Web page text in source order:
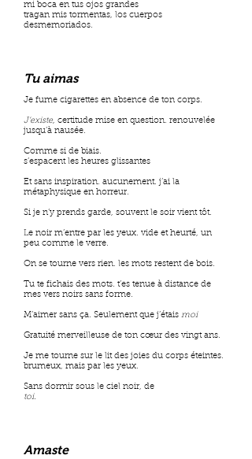
mi boca en tus ojos grandes
tragan mis tormentas, los cuerpos
desmemoriados.
Tu aimas
Je fume cigarettes en absence de ton corps.
J’existe, certitude mise en question. renouvelée
jusqu’à nausée.
Comme si de biais.
s’espacent les heures glissantes
Et sans inspiration. aucunement. j’ai la
métaphysique en horreur.
Si je n’y prends garde, souvent le soir vient tôt.
Le noir m’entre par les yeux. vide et heurté, un
peu comme le verre.
On se tourne vers rien. les mots restent de bois.
Tu te fichais des mots. t’es tenue à distance de
mes vers noirs sans forme.
M’aimer sans ça. Seulement que j’étais moi
Gratuité merveilleuse de ton cœur des vingt ans.
Je me tourne sur le lit des joies du corps éteintes.
brumeux, mais par les yeux.
Sans dormir sous le ciel noir, de
toi.
Amaste